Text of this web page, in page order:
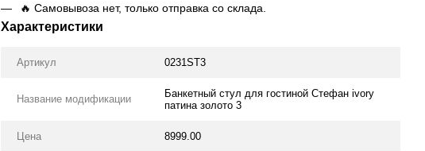
🔥 Самовывоза нет, только отправка со склада.
Характеристики
Артикул 0231ST3
Название модификации
Банкетный стул для гостиной Стефан ivory
патина золото 3
Цена 8999.00